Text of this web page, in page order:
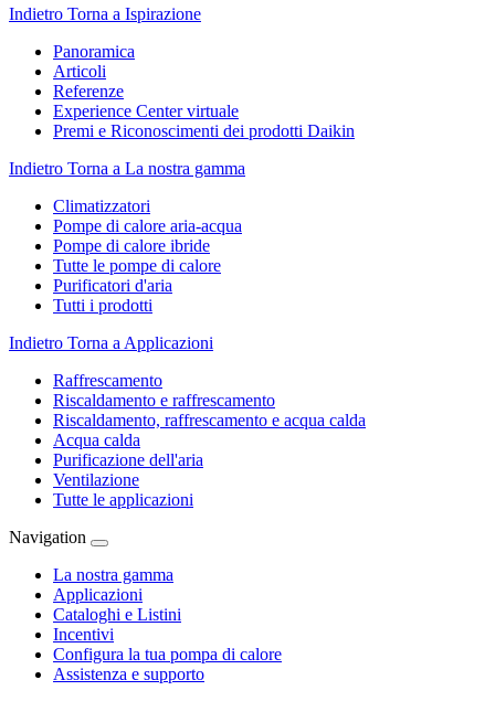
Indietro Torna a Ispirazione
Panoramica
Articoli
Referenze
Experience Center virtuale
Premi e Riconoscimenti dei prodotti Daikin
Indietro Torna a La nostra gamma
Climatizzatori
Pompe di calore aria-acqua
Pompe di calore ibride
Tutte le pompe di calore
Purificatori d'aria
Tutti i prodotti
Indietro Torna a Applicazioni
Raffrescamento
Riscaldamento e raffrescamento
Riscaldamento, raffrescamento e acqua calda
Acqua calda
Purificazione dell'aria
Ventilazione
Tutte le applicazioni
Navigation
La nostra gamma
Applicazioni
Cataloghi e Listini
Incentivi
Configura la tua pompa di calore
Assistenza e supporto